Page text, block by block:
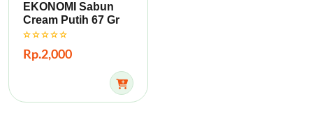
EKONOMI Sabun
Cream Putih 67 Gr
Rp.2,000